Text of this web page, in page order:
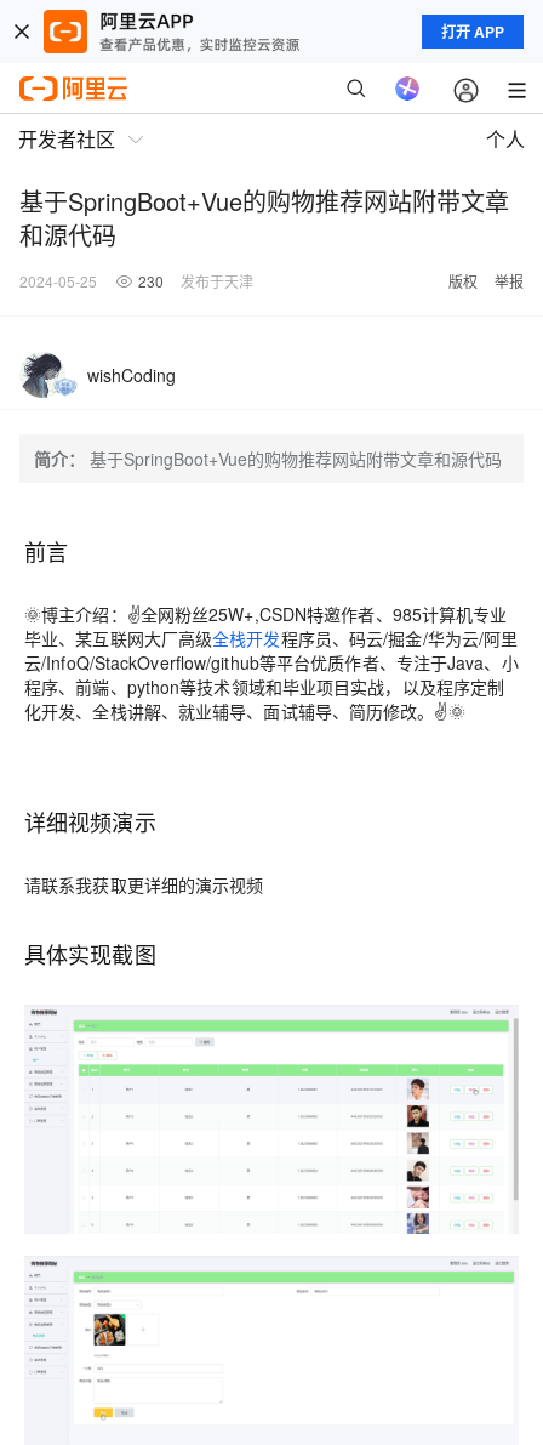
打开 APP
开发者社区 个人
基于SpringBoot+Vue的购物推荐网站附带文章
和源代码
2024-05-25 230 发布于天津 版权 举报
wishCoding
简介： 基于SpringBoot+Vue的购物推荐网站附带文章和源代码
前言
🌞博主介绍 ：✌全网粉丝25W+,CSDN特邀作者、985计算机专业
毕业、某互联网大厂高级全栈开发程序员、码云/掘金/华为云/阿里
云/InfoQ/StackOverflow/github等平台优质作者、专注于Java、小
程序、前端、python等技术领域和毕业项目实战，以及程序定制
化开发、全栈讲解、就业辅导、面试辅导、简历修改。✌🌞
详细视频演示
请联系我获取更详细的演示视频
具体实现截图